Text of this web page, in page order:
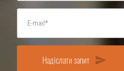
Надіслати запит send